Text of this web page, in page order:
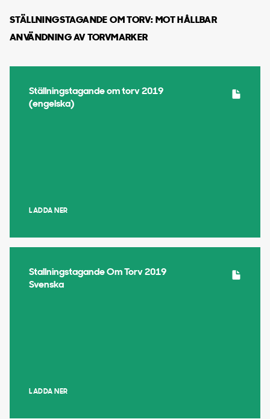
STÄLLNINGSTAGANDE OM TORV: MOT HÅLLBAR
ANVÄNDNING AV TORVMARKER
Ställningstagande om torv 2019
(engelska)
LADDA NER
Stallningstagande Om Torv 2019
Svenska
LADDA NER